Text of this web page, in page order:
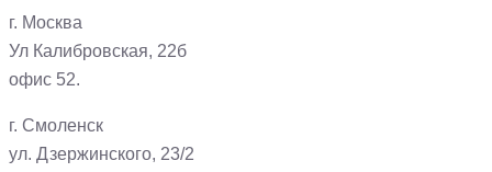
г. Москва
Ул Калибровская, 22б
офис 52.
г. Смоленск
ул. Дзержинского, 23/2